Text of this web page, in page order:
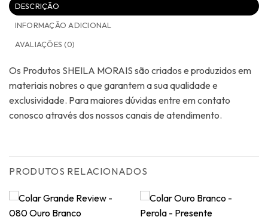
DESCRIÇÃO
INFORMAÇÃO ADICIONAL
AVALIAÇÕES (0)
Os Produtos SHEILA MORAIS são criados e produzidos em
materiais nobres o que garantem a sua qualidade e
exclusividade. Para maiores dúvidas entre em contato
conosco através dos nossos canais de atendimento.
PRODUTOS RELACIONADOS